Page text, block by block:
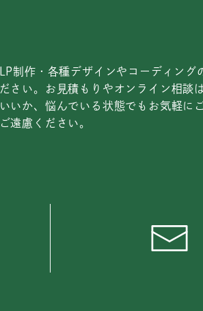
制作・各種デザインやコーディン
さい。お見積もりやオンライン相談
いか、悩んでいる状態でもお気軽に
遠慮ください。